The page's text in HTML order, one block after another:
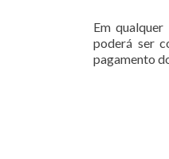
Em
poderá ser
pagamento